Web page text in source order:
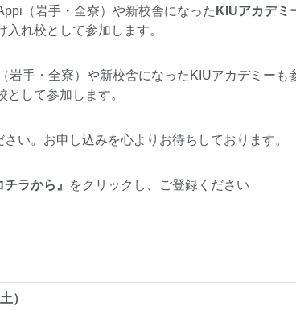
（岩手・全寮）や新校舎になった KIUアカデミ
れ校として参加します。
手・全寮）や新校舎になったKIUアカデミーも
して参加します。
い。お申し込みを心よりお待ちしております。
ラから』 をクリックし、ご登録ください
）